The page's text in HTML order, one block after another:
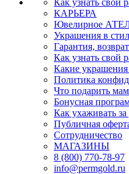
Как узнать свой
КАРЬЕРА
Ювелирное
Украшения в
Гарантия,
Как узнать свой
Какие
Политика
Что подарить
Бонусная
Как ухаживать
Публичная
Сотрудничество
МАГАЗИНЫ
8 (800) 770-78-97
info@permgold.ru